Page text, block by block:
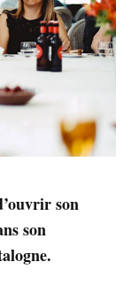
son
son